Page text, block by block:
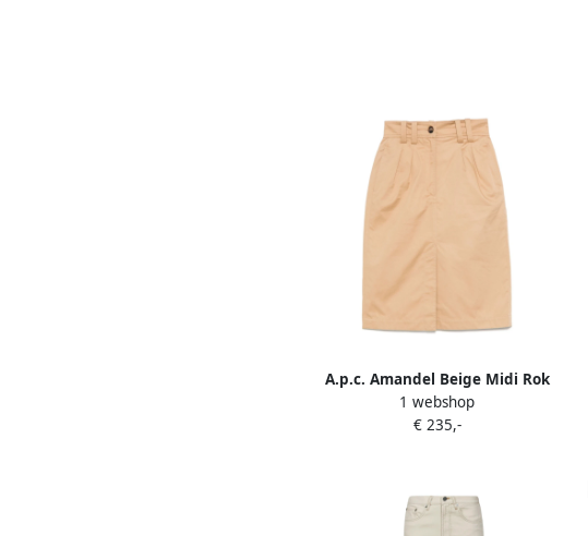
A.p.c. Amandel Beige Midi Rok
met Voor Split Beige Dames
1 webshop
€ 235,-